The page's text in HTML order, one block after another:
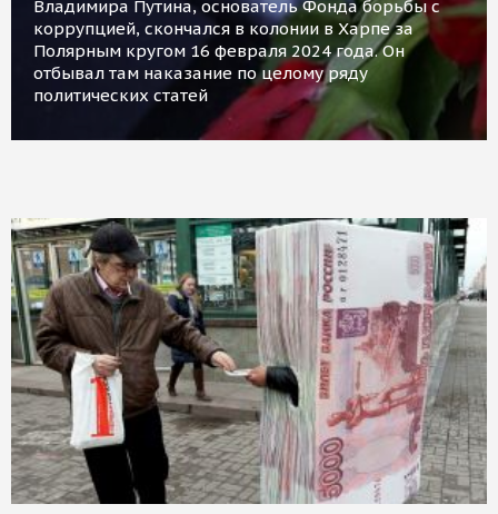
Владимира Путина, основатель Фонда борьбы с
коррупцией, скончался в колонии в Харпе за
Полярным кругом 16 февраля 2024 года. Он
отбывал там наказание по целому ряду
политических статей